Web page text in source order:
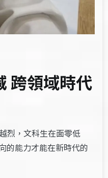
跨領域時代
烈，文科生在面零低
的能力才能在新時代的